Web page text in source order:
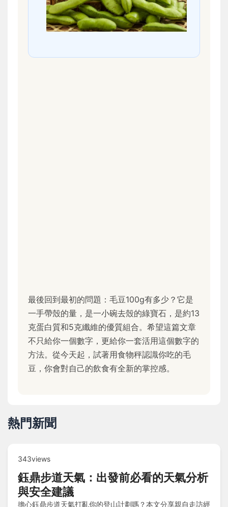
最後回到最初的問題：毛豆100g有多少？它是
一手帶殼的量，是一小碗去殼的綠寶石，是約13
克蛋白質和5克纖維的優質組合。希望這篇文章
不只給你一個數字，更給你一套活用這個數字的
方法。從今天起，試著用食物秤認識你吃的毛
豆，你會對自己的飲食有全新的掌控感。
熱門新聞
343views
鈺鼎步道天氣：出發前必看的天氣分析
與安全建議
擔心鈺鼎步道天氣打亂你的登山計劃嗎？本文分享親自走訪經